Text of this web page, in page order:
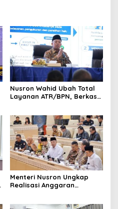
Nusron Wahid Ubah Total
Layanan ATR/BPN, Berkas
Menteri Nusron Ungkap
Realisasi Anggaran